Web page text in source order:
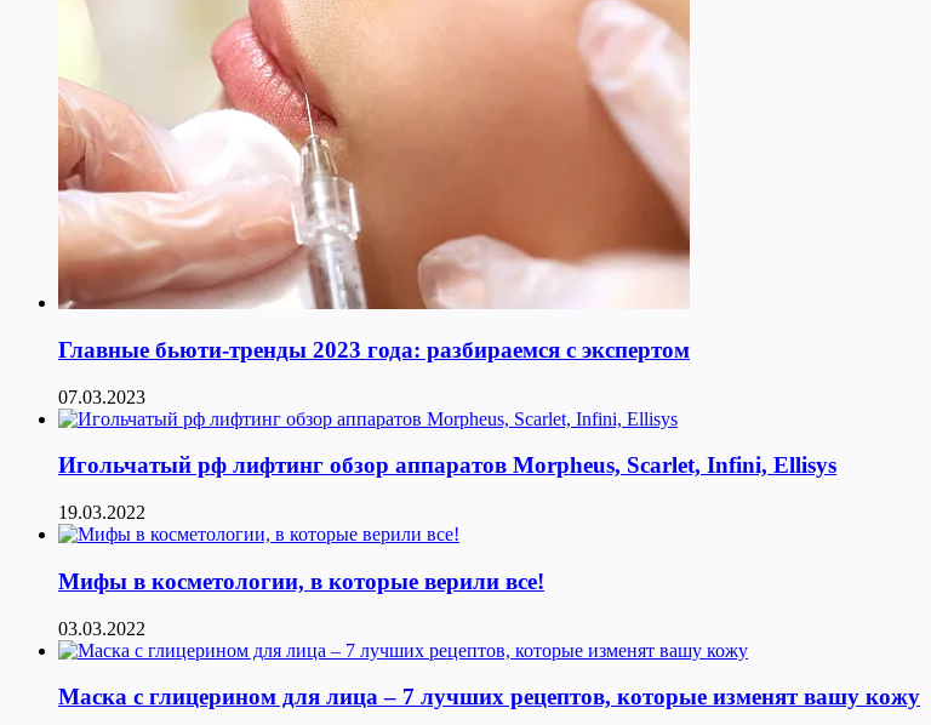
Главные бьюти-тренды 2023 года: разбираемся с экспертом
07.03.2023
Игольчатый рф лифтинг обзор аппаратов Morpheus, Scarlet, Infini, Ellisys
19.03.2022
Мифы в косметологии, в которые верили все!
03.03.2022
Маска с глицерином для лица – 7 лучших рецептов, которые изменят вашу кожу